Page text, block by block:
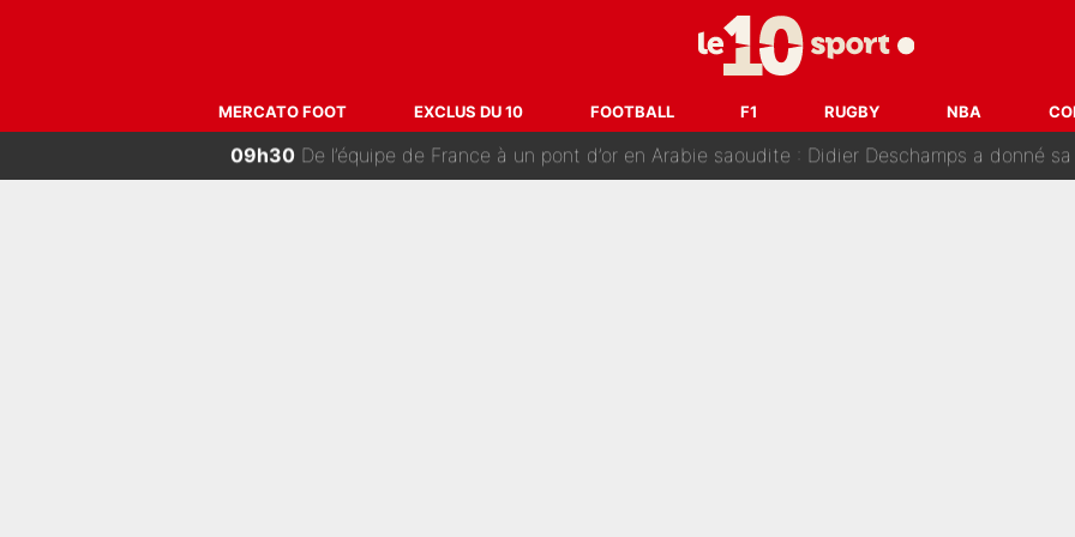
MERCATO FOOT EXCLUS DU 10 FOOTBALL F1 RUGBY NBA
Kylian Mbappé et Lamine Yamal ont de la concurrence ? L’IA annonce les 5 joueurs qui vont
09h30De l’équipe de France à un pont d’or en Arabie saoudite : Didier Deschamps a donné
09h17Tour de France - Échec sur échec, voilà ce que l’avenir réserve à Paul Seixas : «Tant qu’il y